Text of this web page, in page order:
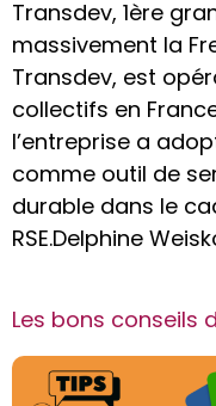
Transdev, 1ère
massivement la
Transdev, est
collectifs en
l’entreprise a
comme outil de
durable dans le
RSE.Delphine
Les bons conseils